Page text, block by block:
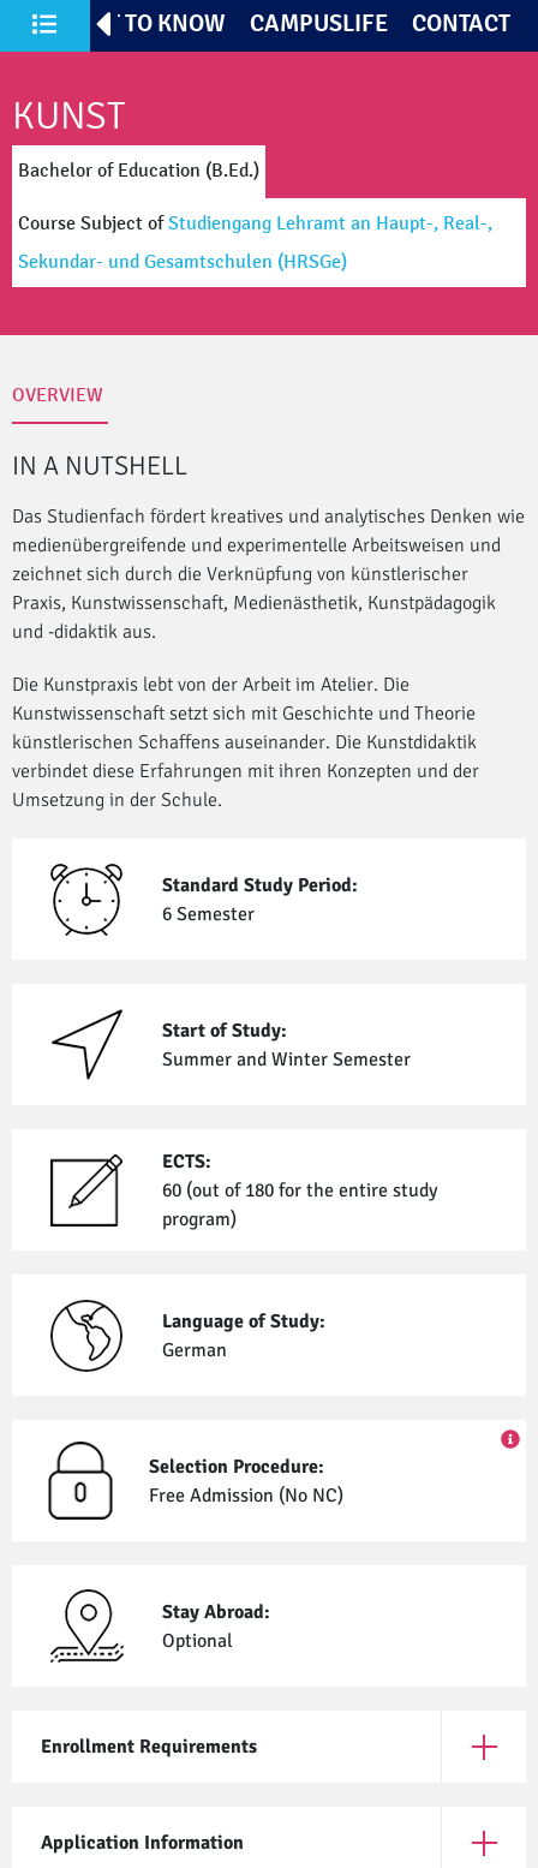
All Courses of Study
GET TO KNOW CAMPUSLIFE CONTACT
KUNST
Bachelor of Education (B.Ed.)
Course Subject ofStudiengang Lehramt an Haupt-, Real-,
Sekundar- und Gesamtschulen (HRSGe)
OVERVIEW
IN A NUTSHELL
Das Studienfach fördert kreatives und analytisches Denken wie
medienübergreifende und experimentelle Arbeitsweisen und
zeichnet sich durch die Verknüpfung von künstlerischer
Praxis, Kunstwissenschaft, Medienästhetik, Kunstpädagogik
und -didaktik aus.
Die Kunstpraxis lebt von der Arbeit im Atelier. Die
Kunstwissenschaft setzt sich mit Geschichte und Theorie
künstlerischen Schaffens auseinander. Die Kunstdidaktik
verbindet diese Erfahrungen mit ihren Konzepten und der
Umsetzung in der Schule.
Standard Study Period:
6 Semester
Start of Study:
Summer and Winter Semester
ECTS:
60 (out of 180 for the entire study
program)
Language of Study:
German
Selection Procedure:
Free Admission (No NC)
Stay Abroad:
Optional
Enrollment Requirements
Open
Application Information
Open